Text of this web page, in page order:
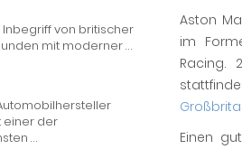
Inbegriff von britischer
mit moderner...
einer der
...
Aston
im
Racing.
Einen